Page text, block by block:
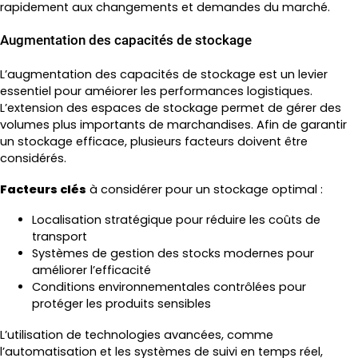
rapidement aux changements et demandes du marché.
Augmentation des capacités de stockage
L’augmentation des capacités de stockage est un levier
essentiel pour améiorer les performances logistiques.
L’extension des espaces de stockage permet de gérer des
volumes plus importants de marchandises. Afin de garantir
un stockage efficace, plusieurs facteurs doivent être
considérés.
Facteurs clés à considérer pour un stockage optimal :
Localisation stratégique pour réduire les coûts de
transport
Systèmes de gestion des stocks modernes pour
améliorer l’efficacité
Conditions environnementales contrôlées pour
protéger les produits sensibles
L’utilisation de technologies avancées, comme
l’automatisation et les systèmes de suivi en temps réel,